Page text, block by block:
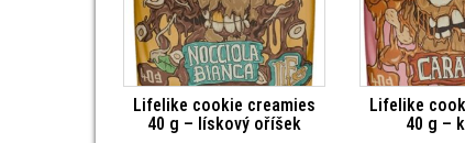
Lifelike cookie creamies
40 g – lískový oříšek
Lifelike
40 g –